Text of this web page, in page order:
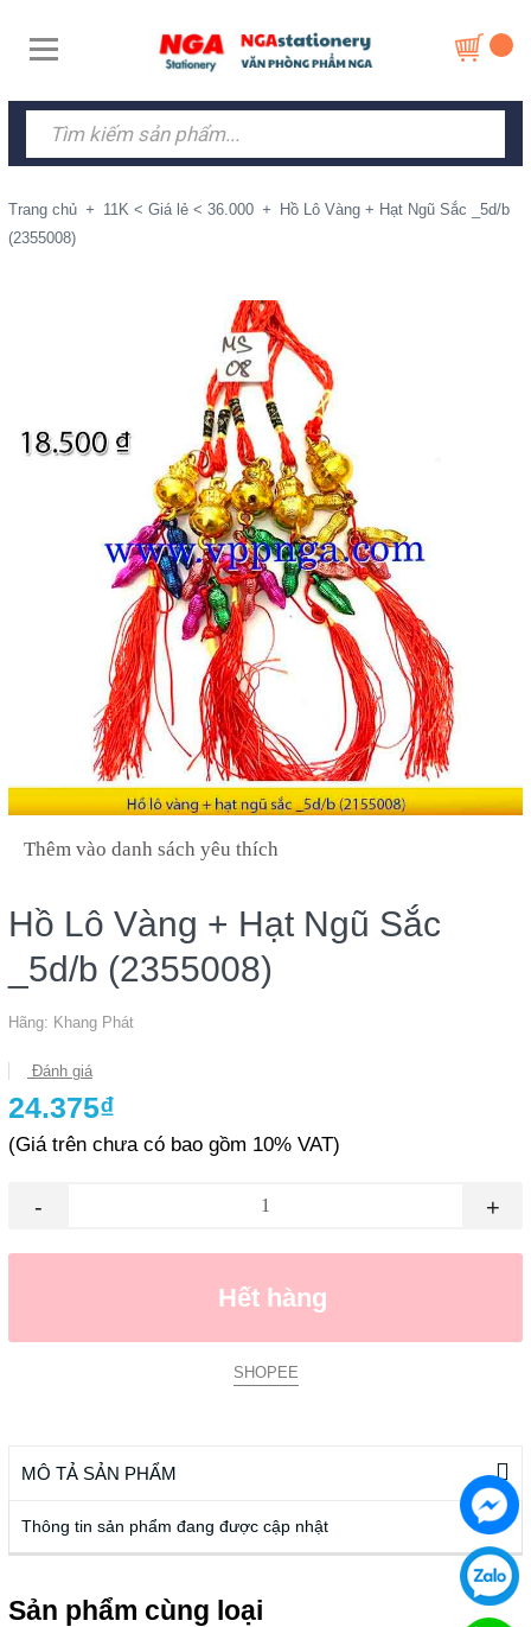
Trang chủ + 11K < Giá lẻ < 36.000 +
Hồ Lô Vàng + Hạt Ngũ Sắc _5d/b
(2355008)
Thêm vào danh sách yêu thích
Hồ Lô Vàng + Hạt Ngũ Sắc
_5d/b (2355008)
Hãng: Khang Phát
Đánh giá
24.375₫
(Giá trên chưa có bao gồm 10% VAT)
- +
Hết hàng
SHOPEE
MÔ TẢ SẢN PHẨM
Thông tin sản phẩm đang được cập nhật
Sản phẩm cùng loại